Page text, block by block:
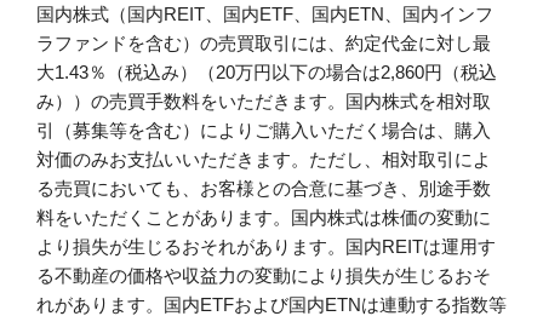
国内株式（国内REIT、国内ETF、国内ETN、国内インフ
ラファンドを含む）の売買取引には、約定代金に対し最
大1.43％（税込み）（20万円以下の場合は2,860円（税込
み））の売買手数料をいただきます。国内株式を相対取
引（募集等を含む）によりご購入いただく場合は、購入
対価のみお支払いいただきます。ただし、相対取引によ
る売買においても、お客様との合意に基づき、別途手数
料をいただくことがあります。国内株式は株価の変動に
より損失が生じるおそれがあります。国内REITは運用す
る不動産の価格や収益力の変動により損失が生じるおそ
れがあります。国内ETFおよび国内ETNは連動する指数等